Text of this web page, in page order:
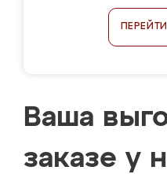
Ваша
заказе у